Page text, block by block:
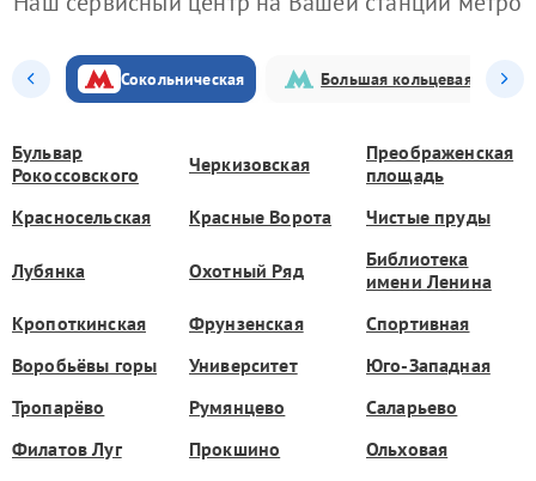
Сокольническая Большая кольцевая
Бульвар
Рокоссовского
Черкизовская
Преображенская
площадь
Красносельская
Красные Ворота Чистые пруды
Лубянка Охотный Ряд
Библиотека
имени Ленина
Кропоткинская
Фрунзенская
Спортивная
Воробьёвы горы
Университет
Юго-Западная
Тропарёво
Румянцево
Саларьево
Филатов Луг
Прокшино
Ольховая